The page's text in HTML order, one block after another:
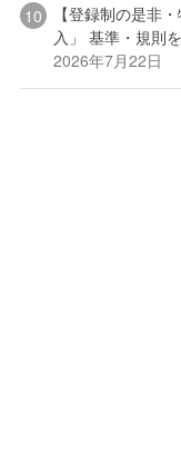
【登録制の是非
入」 基準・規則
2026年7月22日